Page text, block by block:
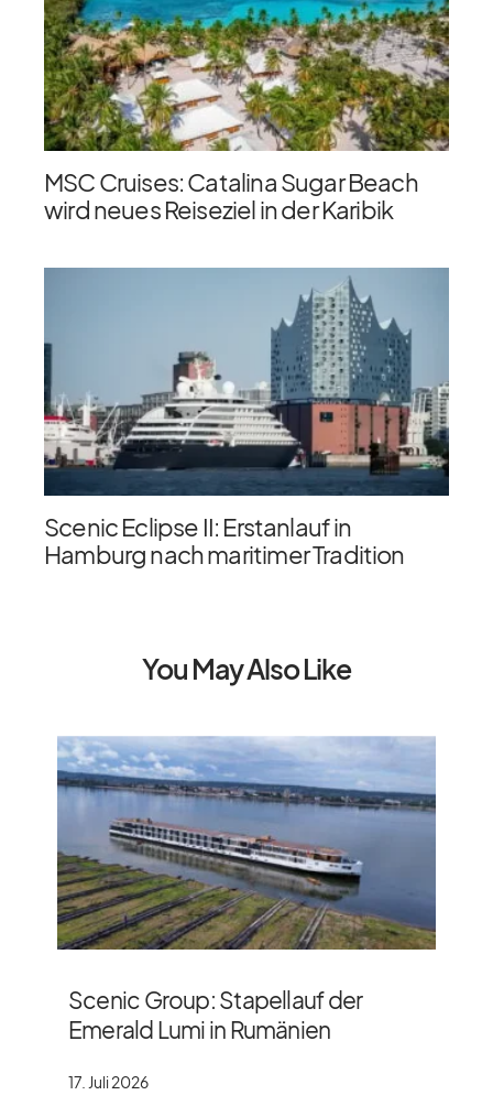
MSC Cruises: Catalina Sugar Beach
wird neues Reiseziel in der Karibik
Scenic Eclipse II: Erstanlauf in
Hamburg nach maritimer Tradition
You May Also Like
Scenic Group: Stapellauf der
Emerald Lumi in Rumänien
17. Juli 2026